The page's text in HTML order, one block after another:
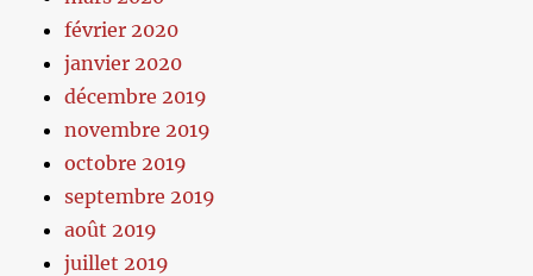
février 2020
janvier 2020
décembre 2019
novembre 2019
octobre 2019
septembre 2019
août 2019
juillet 2019